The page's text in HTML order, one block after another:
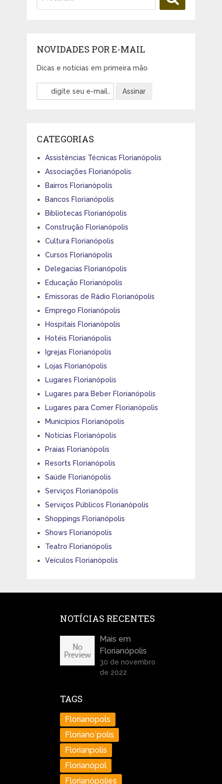
NOVIDADES POR E-MAIL
Dicas e notícias em primeira mão
CATEGORIAS
Assistências Técnicas Florianópolis
Associações Florianópolis
Bairros Florianópolis
Bancos Florianópolis
Bibliotecas Florianópolis
Construção Florianópolis
Cultura Florianópolis
Cursos Florianópolis
Delegacias Florianópolis
Educação Florianópolis
Emissoras de Rádio Florianópolis
Emprego Florianópolis
Hospitais Florianópolis
Hotéis Florianópolis
Igrejas Florianópolis
Lojas Florianópolis
Lugares Florianópolis
Lugares para Beber Florianópolis
Lugares para Comer Florianópolis
Municípios Florianópolis
Notícias Florianópolis
Praias Florianópolis
Resorts Florianópolis
Saúde Florianópolis
Serviços Florianópolis
Serviços Públicos Florianópolis
Shoppings Florianópolis
Shows Florianópolis
Teatro Florianópolis
Veículos Florianópolis
NOTÍCIAS RECENTES
Mais em
Florianópolis
30 de novembro
de 2022
TAGS
Florianopols
Floriano´polis
Florianpolis
Florianópol
Florianópolies